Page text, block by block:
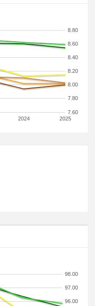
2024 2025
7.60
7.80
8.00
8.20
8.40
8.60
8.80
96.00
97.00
98.00